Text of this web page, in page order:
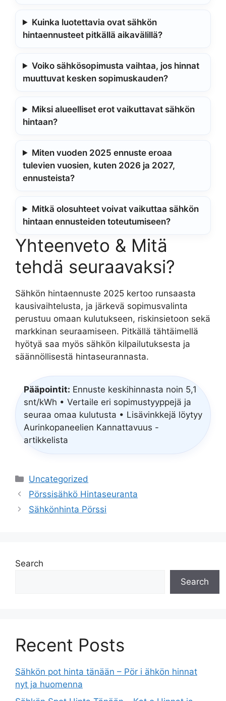
Kuinka luotettavia ovat sähkön
hintaennusteet pitkällä aikavälillä?
Voiko sähkösopimusta vaihtaa, jos hinnat
muuttuvat kesken sopimuskauden?
Miksi alueelliset erot vaikuttavat sähkön
hintaan?
Miten vuoden 2025 ennuste eroaa
tulevien vuosien, kuten 2026 ja 2027,
ennusteista?
Mitkä olosuhteet voivat vaikuttaa sähkön
hintaan ennusteiden toteutumiseen?
Yhteenveto & Mitä
tehdä seuraavaksi?
Sähkön hintaennuste 2025 kertoo runsaasta
kausivaihtelusta, ja järkevä sopimusvalinta
perustuu omaan kulutukseen, riskinsietoon sekä
markkinan seuraamiseen. Pitkällä tähtäimellä
hyötyä saa myös sähkön kilpailutuksesta ja
säännöllisestä hintaseurannasta.
Pääpointit: Ennuste keskihinnasta noin 5,1
snt/kWh • Vertaile eri sopimustyyppejä ja
seuraa omaa kulutusta • Lisävinkkejä löytyy
Aurinkopaneelien Kannattavuus -
artikkelista
Categories
Uncategorized
Pörssisähkö Hintaseuranta
Sähkönhinta Pörssi
Search
Search
Recent Posts
Sähkön pot hinta tänään – Pör i ähkön hinnat
nyt ja huomenna